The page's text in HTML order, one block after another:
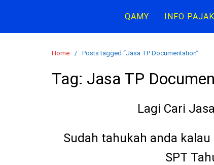
i
QAMY INFO PAJAK
Home Posts tagged “Jasa TP Documentation”
Tag: Jasa TP
Lagi Cari
Sudah tahukah anda
SPT